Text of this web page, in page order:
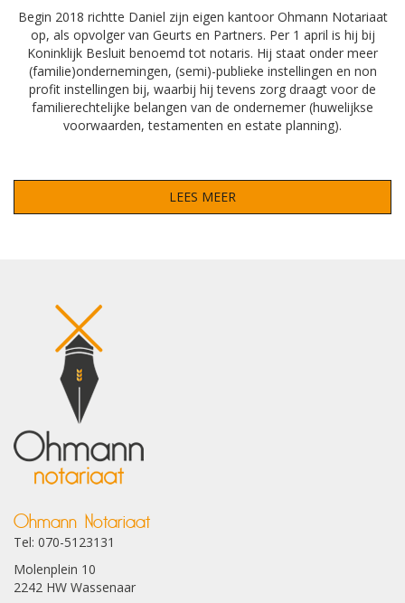
Begin 2018 richtte Daniel zijn eigen kantoor Ohmann Notariaat
op, als opvolger van Geurts en Partners. Per 1 april is hij bij
Koninklijk Besluit benoemd tot notaris. Hij staat onder meer
(familie)ondernemingen, (semi)-publieke instellingen en non
profit instellingen bij, waarbij hij tevens zorg draagt voor de
familierechtelijke belangen van de ondernemer (huwelijkse
voorwaarden, testamenten en estate planning).
LEES MEER
Ohmann Notariaat
Tel: 070-5123131
Molenplein 10
2242 HW Wassenaar